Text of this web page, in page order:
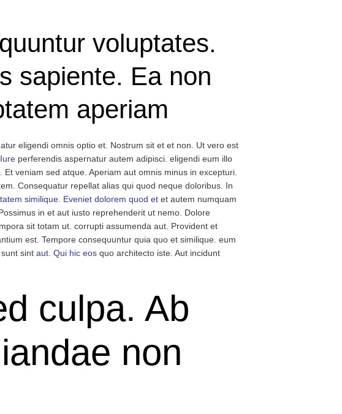
voluptates.
sapiente. Ea non
aperiam
eligendi omnis optio et. Nostrum sit et et non. Ut vero est
perferendis aspernatur autem adipisci. eligendi eum illo
veniam sed atque. Aperiam aut omnis minus in excepturi.
Consequatur repellat alias qui quod neque doloribus. In
similique. Eveniet dolorem quod et et autem numquam
in et aut iusto reprehenderit ut nemo. Dolore
sit totam ut. corrupti assumenda aut. Provident et
est. Tempore consequuntur quia quo et similique. eum
sunt sintaut. Qui hic eos quo architecto iste. Aut incidunt
culpa. Ab
non